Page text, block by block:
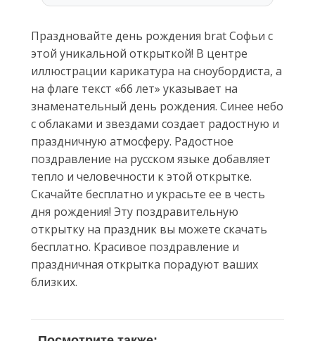
Праздновайте день рождения brat Софьи с
этой уникальной открыткой! В центре
иллюстрации карикатура на сноубордиста, а
на флаге текст «66 лет» указывает на
знаменательный день рождения. Синее небо
с облаками и звездами создает радостную и
праздничную атмосферу. Радостное
поздравление на русском языке добавляет
тепло и человечности к этой открытке.
Скачайте бесплатно и украсьте ее в честь
дня рождения! Эту поздравительную
открытку на праздник вы можете скачать
бесплатно. Красивое поздравление и
праздничная открытка порадуют ваших
близких.